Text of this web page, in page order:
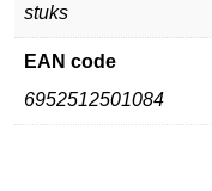
stuks
EAN code
6952512501084